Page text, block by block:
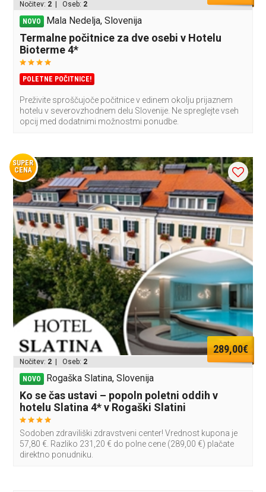
Nočitev: 2 | Oseb: 2
NOVO Mala Nedelja, Slovenija
Termalne počitnice za dve osebi v Hotelu
Bioterme 4*
POLETNE POČITNICE!
Preživite sproščujoče počitnice v edinem okolju prijaznem
hotelu v severovzhodnem delu Slovenije. Ne spreglejte vseh
opcij med dodatnimi možnostmi ponudbe.
SUPER
CENA
289,00€
Nočitev: 2 | Oseb: 2
NOVO Rogaška Slatina, Slovenija
Ko se čas ustavi – popoln poletni oddih v
hotelu Slatina 4* v Rogaški Slatini
Sodoben zdraviliški zdravstveni center! Vrednost kupona je
57,80 €. Razliko 231,20 € do polne cene (289,00 €) plačate
direktno ponudniku.